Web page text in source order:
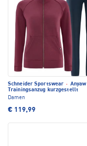
Schneider Sportswear · Anyaw
Trainingsanzug kurzgestellt
Damen
€ 119,99